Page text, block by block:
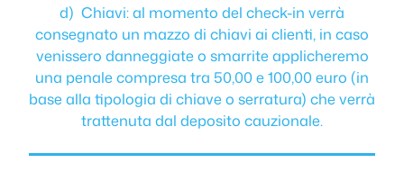
d) Chiavi: al momento del check-in verrà
consegnato un mazzo di chiavi ai clienti, in caso
venissero danneggiate o smarrite applicheremo
una penale compresa tra 50,00 e 100,00 euro (in
base alla tipologia di chiave o serratura) che verrà
trattenuta dal deposito cauzionale.